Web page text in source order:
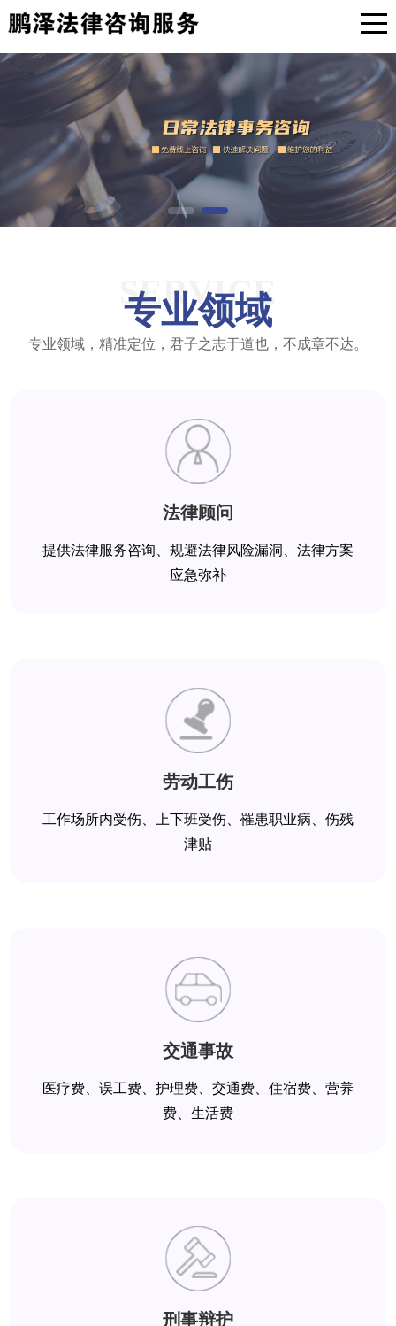
SERVICE
专业领域
专业领域，精准定位，君子之志于道也，不成章不达。
法律顾问
提供法律服务咨询、规避法律风险漏洞、法律方案
应急弥补
劳动工伤
工作场所内受伤、上下班受伤、罹患职业病、伤残
津贴
交通事故
医疗费、误工费、护理费、交通费、住宿费、营养
费、生活费
刑事辩护